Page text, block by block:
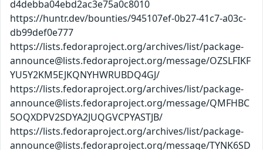
d4debba04ebd2ac3e75a0c8010
https://huntr.dev/bounties/945107ef-0b27-41c7-a03c-
db99def0e777
https://lists.fedoraproject.org/archives/list/package-
announce@lists.fedoraproject.org/message/OZSLFIKF
YU5Y2KM5EJKQNYHWRUBDQ4GJ/
https://lists.fedoraproject.org/archives/list/package-
announce@lists.fedoraproject.org/message/QMFHBC
5OQXDPV2SDYA2JUQGVCPYASTJB/
https://lists.fedoraproject.org/archives/list/package-
announce@lists.fedoraproject.org/message/TYNK6SD